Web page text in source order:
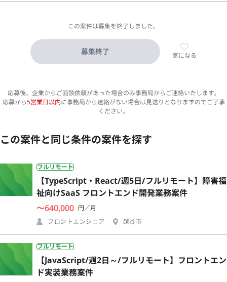
この案件は募集を終了しました。
募集終了 気になる
応募後、企業からご面談依頼があった場合のみ事務局からご連絡いたします。
応募から5営業日以内に事務局から連絡がない場合は見送りとなりますのでご了承
ください。
この案件と同じ条件の案件を探す
フルリモート
【TypeScript・React/週5日/フルリモート】障害福
祉向けSaaS フロントエンド開発業務案件
〜640,000 円／月
フロントエンジニア
越谷市
フルリモート
【JavaScript/週2日～/フルリモート】フロントエン
ド実装業務案件